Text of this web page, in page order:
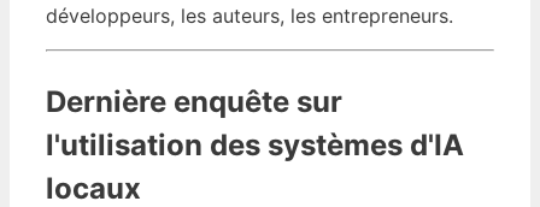
développeurs, les auteurs, les entrepreneurs.
Dernière enquête sur
l'utilisation des systèmes d'IA
locaux